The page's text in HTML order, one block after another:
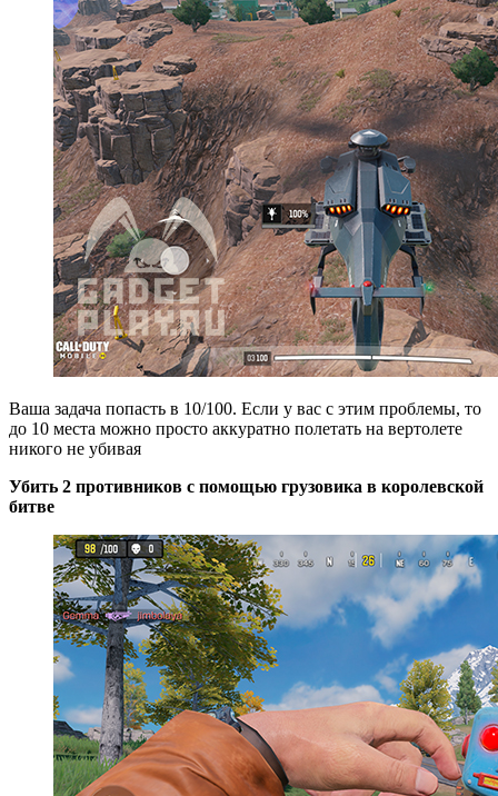
Ваша задача попасть в 10/100. Если у вас с этим проблемы, то
до 10 места можно просто аккуратно полетать на вертолете
никого не убивая
Убить 2 противников с помощью грузовика в королевской
битве